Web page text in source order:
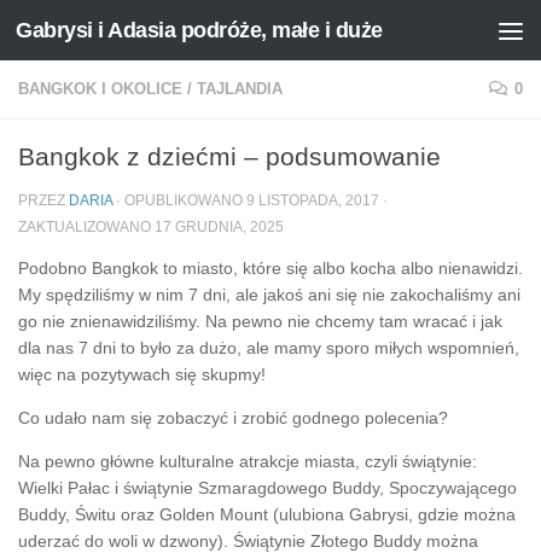
Przejdź do treści
Gabrysi i Adasia podróże, małe i duże
BANGKOK I OKOLICE / TAJLANDIA 0
Bangkok z dziećmi – podsumowanie
PRZEZ DARIA · OPUBLIKOWANO 9 LISTOPADA, 2017 ·
ZAKTUALIZOWANO 17 GRUDNIA, 2025
Podobno Bangkok to miasto, które się albo kocha albo nienawidzi.
My spędziliśmy w nim 7 dni, ale jakoś ani się nie zakochaliśmy ani
go nie znienawidziliśmy. Na pewno nie chcemy tam wracać i jak
dla nas 7 dni to było za dużo, ale mamy sporo miłych wspomnień,
więc na pozytywach się skupmy!
Co udało nam się zobaczyć i zrobić godnego polecenia?
Na pewno główne kulturalne atrakcje miasta, czyli świątynie:
Wielki Pałac i świątynie Szmaragdowego Buddy, Spoczywającego
Buddy, Świtu oraz Golden Mount (ulubiona Gabrysi, gdzie można
uderzać do woli w dzwony). Świątynie Złotego Buddy można